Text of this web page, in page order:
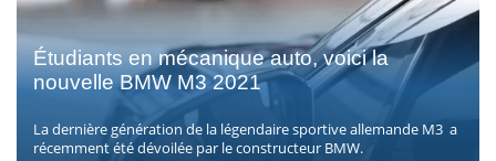
Étudiants en mécanique auto, voici la
nouvelle BMW M3 2021
La dernière génération de la légendaire sportive allemande M3 a
récemment été dévoilée par le constructeur BMW.